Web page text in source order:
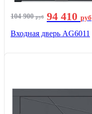
104 900руб 94 410 руб
Входная дверь AG6011